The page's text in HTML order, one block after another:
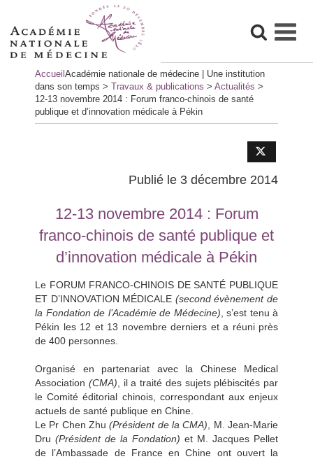
Accueil Académie nationale de médecine | Une institution
dans son temps > Travaux & publications > Actualités >
12-13 novembre 2014 : Forum franco-chinois de santé
publique et d’innovation médicale à Pékin
Publié le 3 décembre 2014
12-13 novembre 2014 : Forum
franco-chinois de santé publique et
d’innovation médicale à Pékin
Le FORUM FRANCO-CHINOIS DE SANTÉ PUBLIQUE
ET D’INNOVATION MÉDICALE (second évènement de
la Fondation de l’Académie de Médecine) , s’est tenu à
Pékin les 12 et 13 novembre derniers et a réuni près
de 400 personnes.
Organisé en partenariat avec la Chinese Medical
Association (CMA) , il a traité des sujets plébiscités par
le Comité éditorial chinois, correspondant aux enjeux
actuels de santé publique en Chine.
Le Pr Chen Zhu(Président de la CMA) , M. Jean-Marie
Dru (Président de la Fondation) et M. Jacques Pellet
de l’Ambassade de France en Chine ont ouvert la